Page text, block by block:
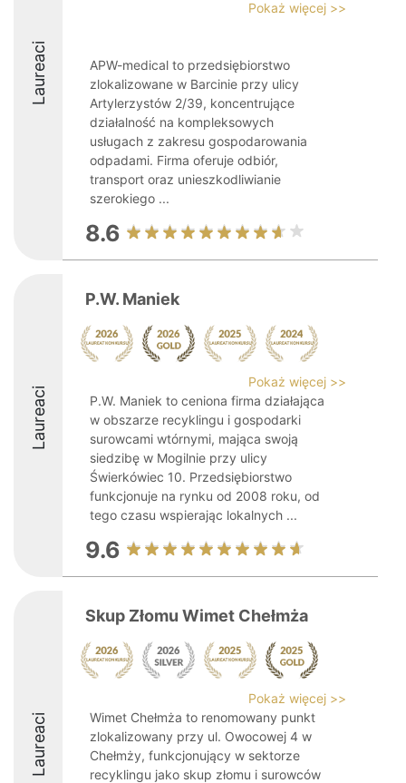
Laureaci
Pokaż więcej >>
APW-medical to przedsiębiorstwo
zlokalizowane w Barcinie przy ulicy
Artylerzystów 2/39, koncentrujące
działalność na kompleksowych
usługach z zakresu gospodarowania
odpadami. Firma oferuje odbiór,
transport oraz unieszkodliwianie
szerokiego ...
8.6
Laureaci
P.W. Maniek
Pokaż więcej >>
P.W. Maniek to ceniona firma działająca
w obszarze recyklingu i gospodarki
surowcami wtórnymi, mająca swoją
siedzibę w Mogilnie przy ulicy
Świerkówiec 10. Przedsiębiorstwo
funkcjonuje na rynku od 2008 roku, od
tego czasu wspierając lokalnych ...
9.6
Laureaci
Skup Złomu Wimet Chełmża
Pokaż więcej >>
Wimet Chełmża to renomowany punkt
zlokalizowany przy ul. Owocowej 4 w
Chełmży, funkcjonujący w sektorze
recyklingu jako skup złomu i surowców